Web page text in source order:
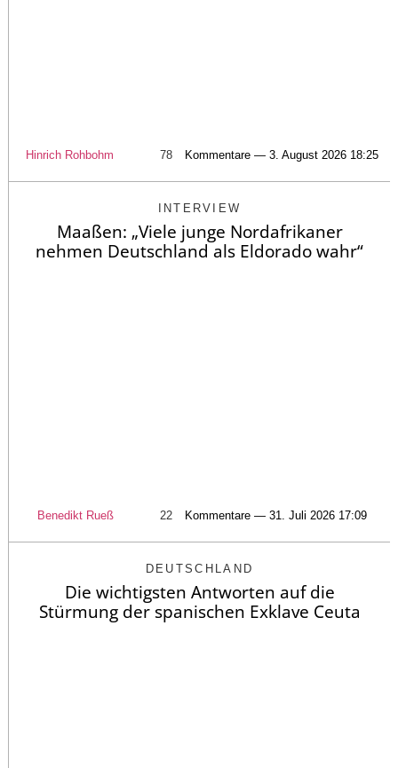
Hinrich Rohbohm 78 Kommentare — 3. August 2026 18:25
INTERVIEW
Maaßen: „Viele junge Nordafrikaner
nehmen Deutschland als Eldorado wahr“
Benedikt Rueß 22 Kommentare — 31. Juli 2026 17:09
DEUTSCHLAND
Die wichtigsten Antworten auf die
Stürmung der spanischen Exklave Ceuta